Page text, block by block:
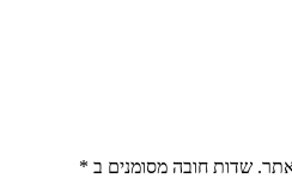
שדות חובה מסומנים ב *